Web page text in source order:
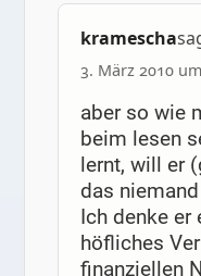
kramescha
3. März 2010
aber so wie
beim lesen
lernt, will er
das
Ich denke er
höfliches
finanziellen